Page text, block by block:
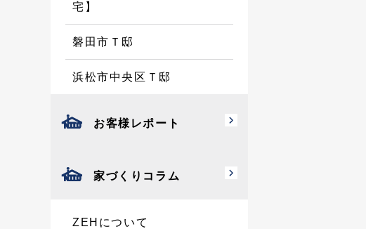
宅】
磐田市Ｔ邸
浜松市中央区Ｔ邸
お客様レポート
家づくりコラム
ZEHについて